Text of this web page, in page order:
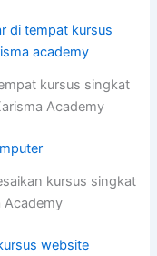
kursus singkat
Academy
kursus singkat
Academy